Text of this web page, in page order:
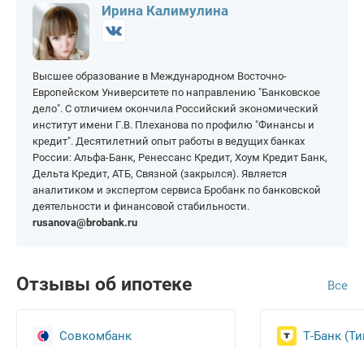
Ирина Калимулина
Высшее образование в Международном Восточно-
Европейском Университете по направлению "Банковское
дело". С отличием окончила Российский экономический
институт имени Г.В. Плеханова по профилю "Финансы и
кредит". Десятилетний опыт работы в ведущих банках
России: Альфа-Банк, Ренессанс Кредит, Хоум Кредит Банк,
Дельта Кредит, АТБ, Связной (закрылся). Является
аналитиком и экспертом сервиса Бробанк по банковской
деятельности и финансовой стабильности.
rusanova@brobank.ru
Отзывы об ипотеке Все
Совкомбанк Т-Банк